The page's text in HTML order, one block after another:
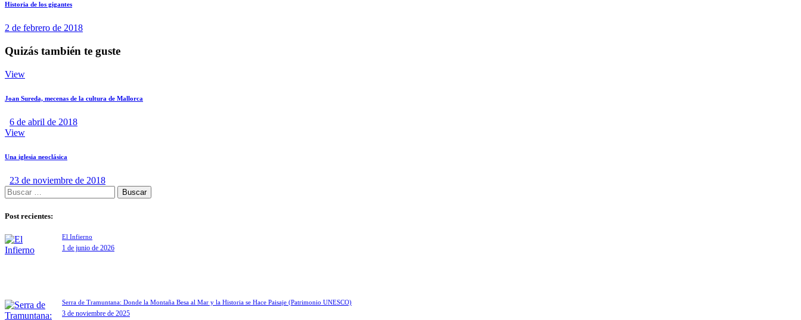
Historia de los gigantes
2 de febrero de 2018
Quizás también te guste
View
Joan Sureda, mecenas de la cultura de Mallorca
6 de abril de 2018
View
Una iglesia neoclásica
23 de noviembre de 2018
Post recientes:
El Infierno
1 de junio de 2026
Serra de Tramuntana: Donde la Montaña Besa al Mar y la Historia se Hace Paisaje (Patrimonio UNESCO)
3 de noviembre de 2025